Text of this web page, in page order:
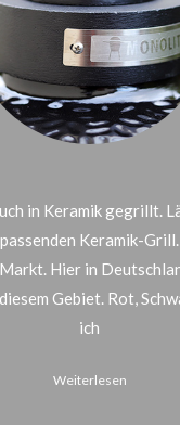
in Keramik gegrillt.
Keramik-
Hier in
Gebiet. Rot,
ich
Weiterlesen